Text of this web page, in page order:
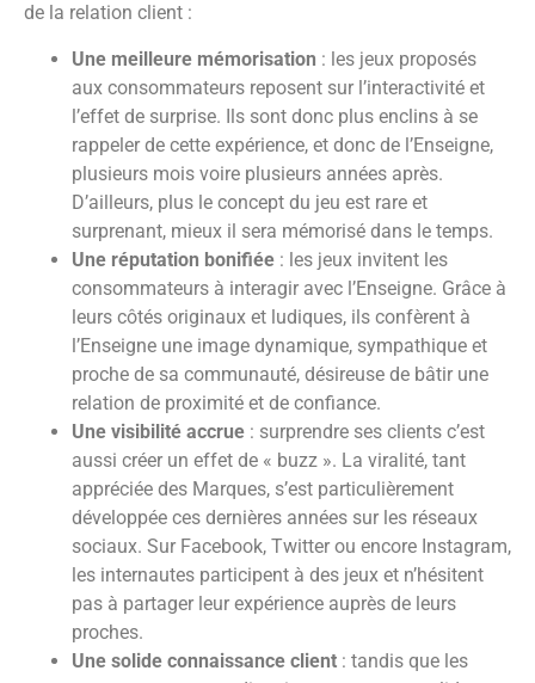
de la relation client :
Une meilleure mémorisation : les jeux proposés
aux consommateurs reposent sur l’interactivité et
l’effet de surprise. Ils sont donc plus enclins à se
rappeler de cette expérience, et donc de l’Enseigne,
plusieurs mois voire plusieurs années après.
D’ailleurs, plus le concept du jeu est rare et
surprenant, mieux il sera mémorisé dans le temps.
Une réputation bonifiée : les jeux invitent les
consommateurs à interagir avec l’Enseigne. Grâce à
leurs côtés originaux et ludiques, ils confèrent à
l’Enseigne une image dynamique, sympathique et
proche de sa communauté, désireuse de bâtir une
relation de proximité et de confiance.
Une visibilité accrue : surprendre ses clients c’est
aussi créer un effet de « buzz ». La viralité, tant
appréciée des Marques, s’est particulièrement
développée ces dernières années sur les réseaux
sociaux. Sur Facebook, Twitter ou encore Instagram,
les internautes participent à des jeux et n’hésitent
pas à partager leur expérience auprès de leurs
proches.
Une solide connaissance client : tandis que les